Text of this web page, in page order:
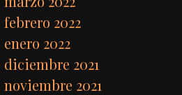
febrero 2022
enero 2022
diciembre 2021
noviembre 2021